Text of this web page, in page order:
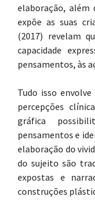
elaboração, além
expõe as suas
(2017) revelam
capacidade
pensamentos, às
Tudo isso
percepções
gráfica
pensamentos e
elaboração do
do sujeito são
expostas e
construções